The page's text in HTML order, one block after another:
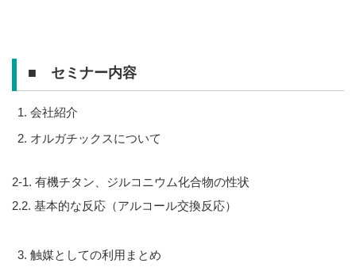
■ セミナー内容
会社紹介
オルガチックスについて
2-1. 有機チタン、ジルコニウム化合物の性状
2.2. 基本的な反応（アルコール交換反応）
触媒としての利用まとめ